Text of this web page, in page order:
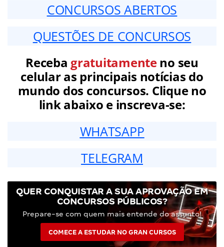
CONCURSOS ABERTOS
QUESTÕES DE CONCURSOS
Receba gratuitamenteno seu
celular as principais notícias do
mundo dos concursos. Clique no
link abaixo e inscreva-se:
WHATSAPP
TELEGRAM
QUER CONQUISTAR A SUA APROVAÇÃO EM
CONCURSOS PÚBLICOS?
Prepare-se com quem mais entende do assunto!
COMECE A ESTUDAR NO GRAN CURSOS